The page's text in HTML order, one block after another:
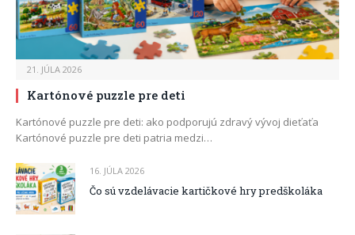
21. JÚLA 2026
Kartónové puzzle pre deti
Kartónové puzzle pre deti: ako podporujú zdravý vývoj dieťaťa
Kartónové puzzle pre deti patria medzi…
16. JÚLA 2026
Čo sú vzdelávacie kartičkové hry predškoláka